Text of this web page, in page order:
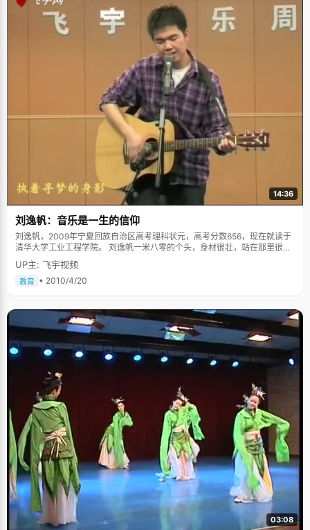
14:36
刘逸帆：音乐是一生的信仰
刘逸帆，2009年宁夏回族自治区高考理科状元，高考分数656，现在就读于
清华大学工业工程学院。 刘逸帆一米八零的个头，身材很壮，站在那里很有
气势，只是说话间总是一股漫不经心的感觉，给人的第一感觉就是这个男孩
子不是搞体育的就是搞艺术的吧。没想还真猜对了一半，音乐被喻为是刘逸
帆人生的"信仰"，如果不是学习够优秀，他估计会走艺术这条路。正说着，
妈一直教育他，要努力完成今天的事，复习以前的知识，预习以后的知
识，"看书学习不管多少，关键是做事情时候的认真和专注态度"，刘逸帆
说，"我做作业的时候基本看顾不到周围发生的事情，心里很静，效率特别
高"。 除了老师点名要检查笔记的科目，刘逸帆几乎从来不记笔记，"我从小
到大都没有笔记本，有时候还要跟同学借笔记来复习"，刘逸帆认为记笔记太
浪费时间，分散精力，他指了指自己的脑袋，"上课全靠它记忆了，要全神贯
注的听课，尽量将老师将的知识点全部理解吸收，思考称为自己的知识，只
有这样才不容易忘记。"他觉得，记笔记会产生依赖，不好好听课了。听他这
么说，似乎也有些道理。 逼出来的状元 说刘逸帆的状元是被逼出来的一点也
不夸张。尽管从小到大成绩一直名列年级前五，但正值青春期的刘逸帆难免
有些躁动和叛逆的情绪，对高考产生了反感情绪，"我觉得用高三一年的时间
来复习已经学过的知识挺没意思的，为了逃避高考，也学点新东西，我给自
己找了点事干，报名参加了数学、物理、生物和化学四项竞赛。"学校里没有
专门负责竞赛的老师，竞赛知识全部都得靠自学。刘逸帆拿出了前所未有的
认真和毅力，从书店搬回来一大堆资料，每天下午6：00下课回家，很快的
吃完饭，做完学校的作业，9：00开始学习竞赛科目。每天学习两门科目，
每门两个小时，几乎每天都是凌晨一两点才睡，第二天早上5：00准时起床
背知识，天天如此。刘逸帆是所有学生里报名参加竞赛科目最多的学生，也
是全区唯一一个被报送清华大学的学生。刘逸帆回想起自己当初的那股韧
劲，小有自豪的说，"当时全靠毅力坚持了下来，想着要考一个好的大学，开
UP主: 飞宇视频
教育 • 2010/4/20
03:08